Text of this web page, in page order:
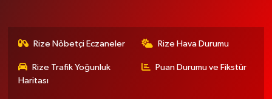
Rize Nöbetçi Eczaneler Rize Hava Durumu
Rize Trafik Yoğunluk
Haritası
Puan Durumu ve Fikstür